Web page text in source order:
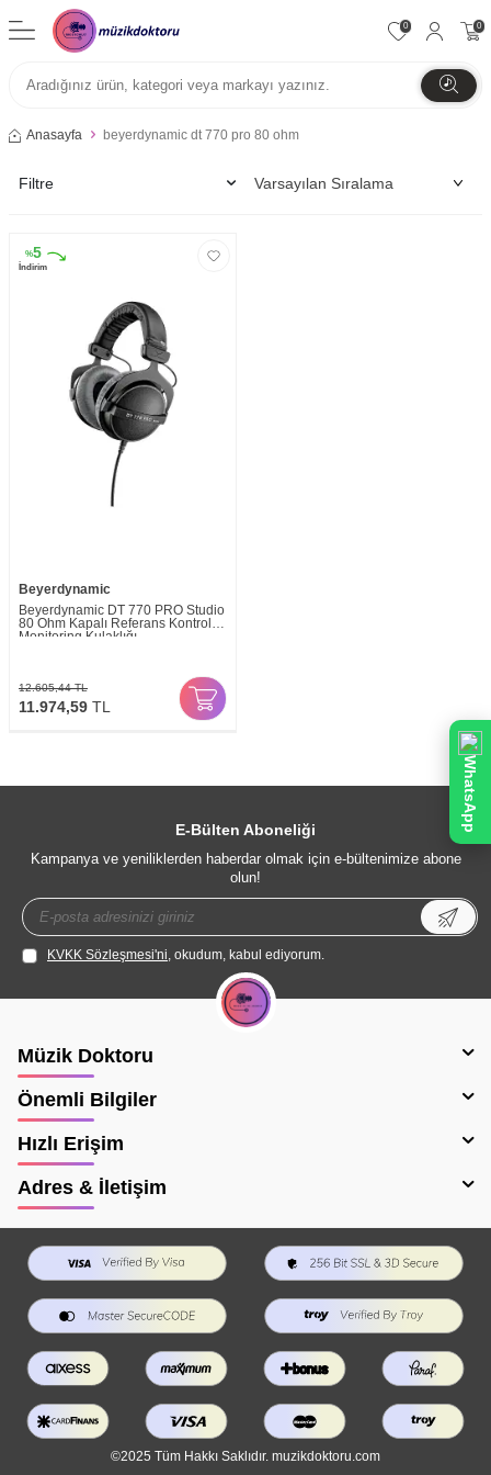
0 0
Anasayfa beyerdynamic dt 770 pro 80 ohm
Filtre
%5
İndirim
Beyerdynamic
Beyerdynamic DT 770 PRO Studio
80 Ohm Kapalı Referans Kontrol &
Monitoring Kulaklığı
12.605,44TL
11.974,59 TL
E-Bülten Aboneliği
Kampanya ve yeniliklerden haberdar olmak için e-bültenimize abone
olun!
KVKK Sözleşmesi'ni, okudum, kabul ediyorum.
Müzik Doktoru
Önemli Bilgiler
Hızlı Erişim
Adres & İletişim
©2025 Tüm Hakkı Saklıdır. muzikdoktoru.com
WhatsApp